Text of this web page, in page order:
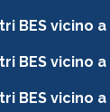
BES vicino
BES vicino
BES vicino